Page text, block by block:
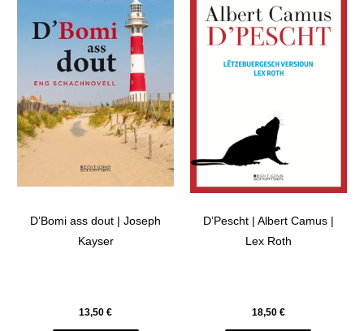
D’Bomi ass dout | Joseph
Kayser
13,50€
D’Pescht | Albert Camus |
Lex Roth
18,50 €